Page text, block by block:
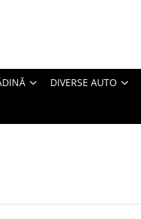
DIVERSE AUTO